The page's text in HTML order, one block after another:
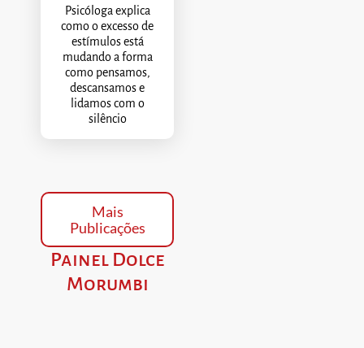
Psicóloga explica
como o excesso de
estímulos está
mudando a forma
como pensamos,
descansamos e
lidamos com o
silêncio
Mais
Publicações
Painel Dolce
Morumbi